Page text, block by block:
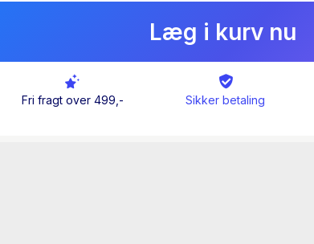
x 3,7
bidrog til vores arts
menneske ikke er evolutionens
forandring.
afsæt i ny forskning samler forfatteren
i en fortælling, der begynder, længe
Læg i kurv nu
Fri fragt over 499,- Sikker betaling